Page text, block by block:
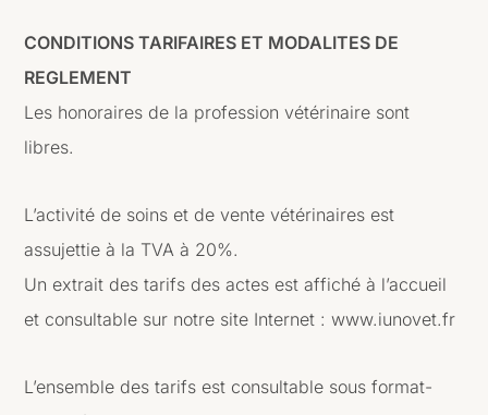
CONDITIONS TARIFAIRES ET MODALITES DE
REGLEMENT
Les honoraires de la profession vétérinaire sont
libres.
L’activité de soins et de vente vétérinaires est
assujettie à la TVA à 20%.
Un extrait des tarifs des actes est affiché à l’accueil
et consultable sur notre site Internet : www.iunovet.fr
L’ensemble des tarifs est consultable sous format-